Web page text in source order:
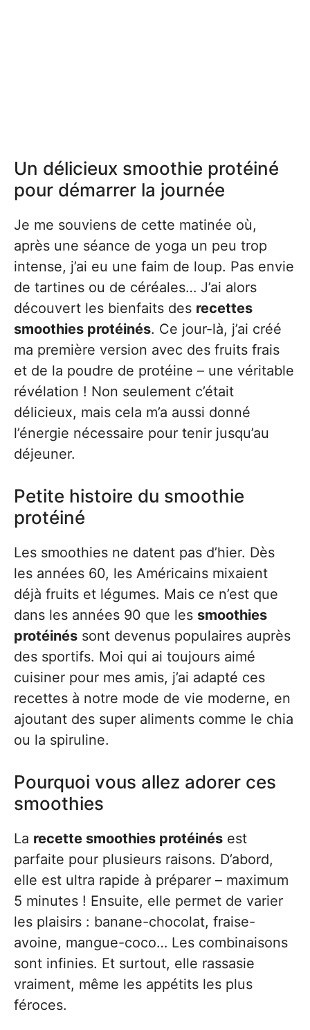
Un délicieux smoothie protéiné
pour démarrer la journée
Je me souviens de cette matinée où,
après une séance de yoga un peu trop
intense, j’ai eu une faim de loup. Pas envie
de tartines ou de céréales… J’ai alors
découvert les bienfaits des recettes
smoothies protéinés. Ce jour-là, j’ai créé
ma première version avec des fruits frais
et de la poudre de protéine – une véritable
révélation ! Non seulement c’était
délicieux, mais cela m’a aussi donné
l’énergie nécessaire pour tenir jusqu’au
déjeuner.
Petite histoire du smoothie
protéiné
Les smoothies ne datent pas d’hier. Dès
les années 60, les Américains mixaient
déjà fruits et légumes. Mais ce n’est que
dans les années 90 que les smoothies
protéinés sont devenus populaires auprès
des sportifs. Moi qui ai toujours aimé
cuisiner pour mes amis, j’ai adapté ces
recettes à notre mode de vie moderne, en
ajoutant des super aliments comme le chia
ou la spiruline.
Pourquoi vous allez adorer ces
smoothies
La recette smoothies protéinés est
parfaite pour plusieurs raisons. D’abord,
elle est ultra rapide à préparer – maximum
5 minutes ! Ensuite, elle permet de varier
les plaisirs : banane-chocolat, fraise-
avoine, mangue-coco… Les combinaisons
sont infinies. Et surtout, elle rassasie
vraiment, même les appétits les plus
féroces.